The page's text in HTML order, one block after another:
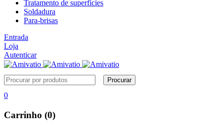
Tratamento de superfícies
Soldadura
Para-brisas
Entrada
Loja
Autenticar
0
Carrinho (0)